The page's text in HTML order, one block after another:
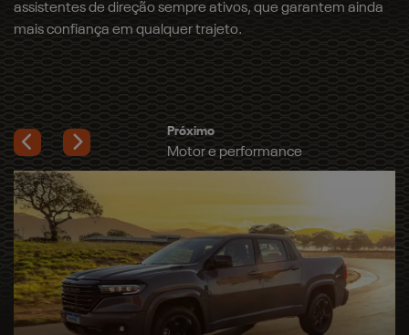
assistentes de direção sempre ativos, que garantem ainda
mais confiança em qualquer trajeto.
Próximo
Motor e performance